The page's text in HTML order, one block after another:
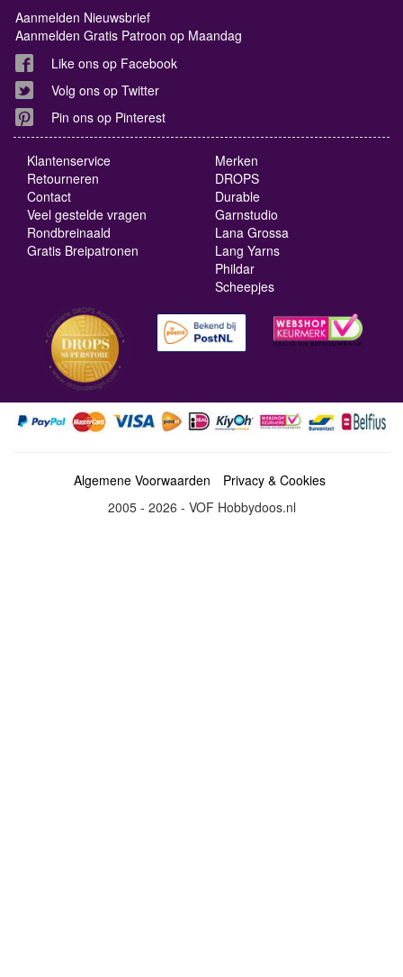
Aanmelden Nieuwsbrief
Aanmelden Gratis Patroon op Maandag
Like ons op Facebook
Volg ons op Twitter
Pin ons op Pinterest
Klantenservice
Retourneren
Contact
Veel gestelde vragen
Rondbreinaald
Gratis Breipatronen
Merken
DROPS
Durable
Garnstudio
Lana Grossa
Lang Yarns
Phildar
Scheepjes
Algemene Voorwaarden
Privacy & Cookies
2005 - 2026 - VOF Hobbydoos.nl